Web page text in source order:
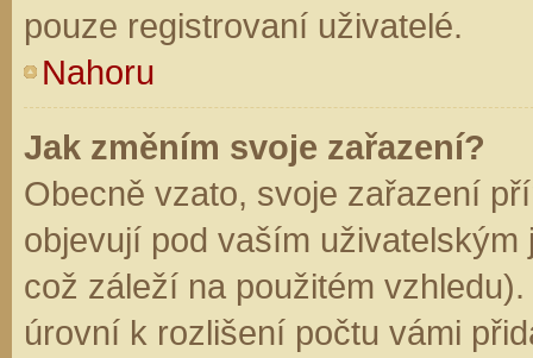
pouze registrovaní uživatelé.
Nahoru
Jak změním svoje zařazení?
Obecně vzato, svoje zařazení
objevují pod vaším
což záleží na použitém
úrovní k rozlišení počtu vámi